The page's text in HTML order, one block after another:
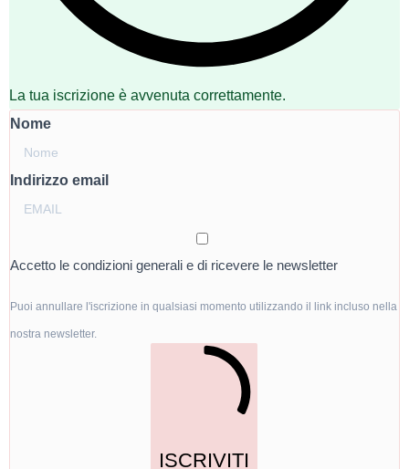
La tua iscrizione è avvenuta correttamente.
Nome
Indirizzo email
Accetto le condizioni generali e di ricevere le newsletter
Puoi annullare l'iscrizione in qualsiasi momento utilizzando il link incluso nella
nostra newsletter.
ISCRIVITI